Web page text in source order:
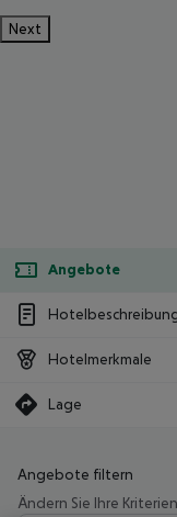
Next
Angebote
Hotelmerkmale
Lage
Angebote filtern
Ändern Sie Ihre